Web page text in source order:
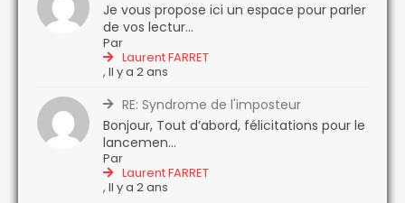
Je vous propose ici un espace pour parler
de vos lectur...
Par
Laurent FARRET
,Il y a 2 ans
RE: Syndrome de l'imposteur
Bonjour, Tout d’abord, félicitations pour le
lancemen...
Par
Laurent FARRET
,Il y a 2 ans